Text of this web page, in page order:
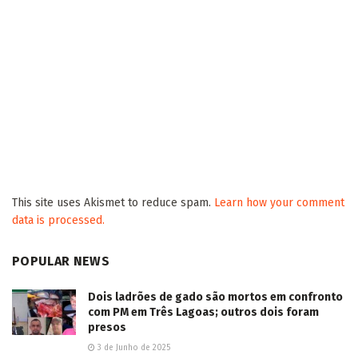
This site uses Akismet to reduce spam. Learn how your comment
data is processed.
POPULAR NEWS
Dois ladrões de gado são mortos em confronto
com PM em Três Lagoas; outros dois foram
presos
3 de Junho de 2025